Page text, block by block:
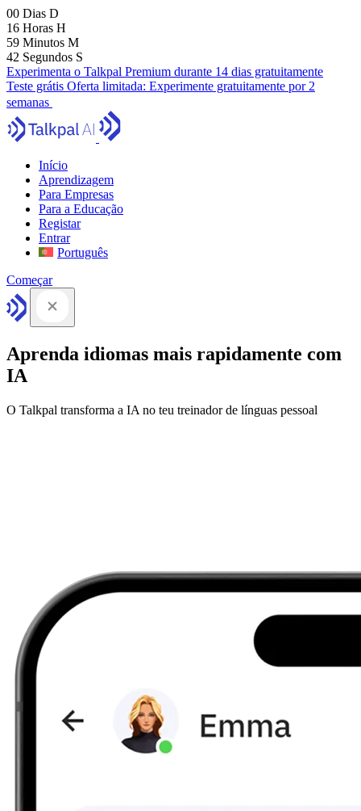
00 Dias D
16 Horas H
59 Minutos M
41 Segundos S
Experimenta o Talkpal Premium durante 14 dias gratuitamente
Teste grátis Oferta limitada: Experimente gratuitamente por 2
semanas
Início
Aprendizagem
Para Empresas
Para a Educação
Registar
Entrar
Português
Começar
Aprenda idiomas mais rapidamente com
IA
O Talkpal transforma a IA no teu treinador de línguas pessoal